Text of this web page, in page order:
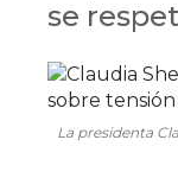
se
La presidenta